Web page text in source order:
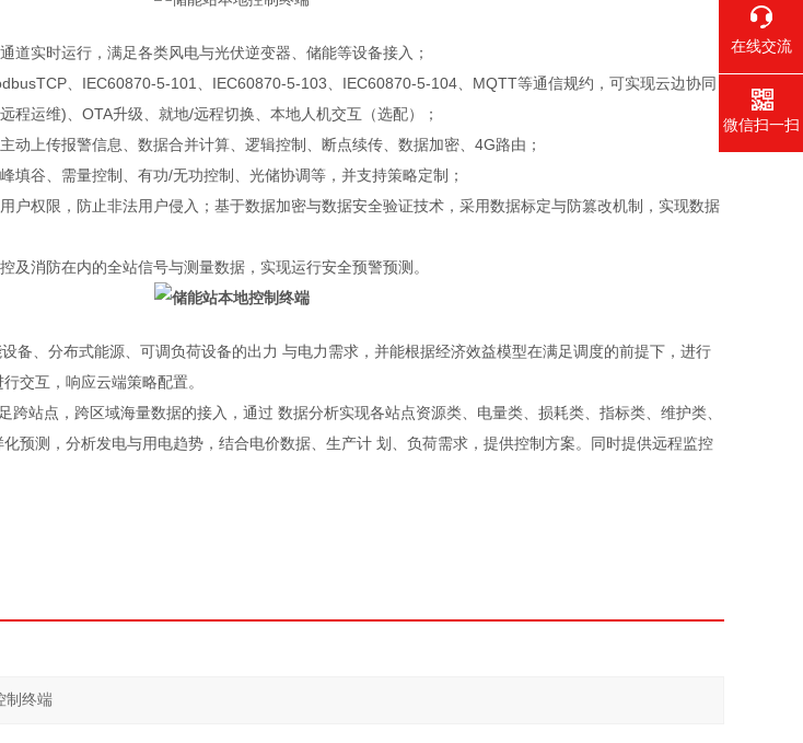
道实时运行，满足各类风电与光伏逆变器、储能等设备接入；
、IEC60870-5-101、IEC60870-5-103、IEC60870-5-104、MQTT等通信规约，可实现云边协同
程运维)、OTA升级、就地/远程切换、本地人机交互（选配）；
动上传报警信息、数据合并计算、逻辑控制、断点续传、数据加密、4G路由；
填谷、需量控制、有功/无功控制、光储协调等，并支持策略定制；
户权限，防止非法用户侵入；基于数据加密与数据安全验证技术，采用数据标定与防篡改机制，实现数据
及消防在内的全站信号与测量数据，实现运行安全预警预测。
备、分布式能源、可调负荷设备的出力 与电力需求，并能根据经济效益模型在满足调度的前提下，进行
交互，响应云端策略配置。
跨站点，跨区域海量数据的接入，通过 数据分析实现各站点资源类、电量类、损耗类、指标类、维护类、
预测，分析发电与用电趋势，结合电价数据、生产计 划、负荷需求，提供控制方案。同时提供远程监控
在线交流
微信扫一扫